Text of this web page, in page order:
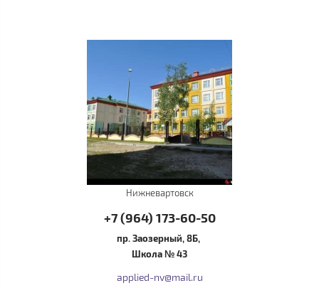
Нижневартовск
+7 (964) 173-60-50
пр. Заозерный, 8Б,
Школа № 43
applied-nv@mail.ru​